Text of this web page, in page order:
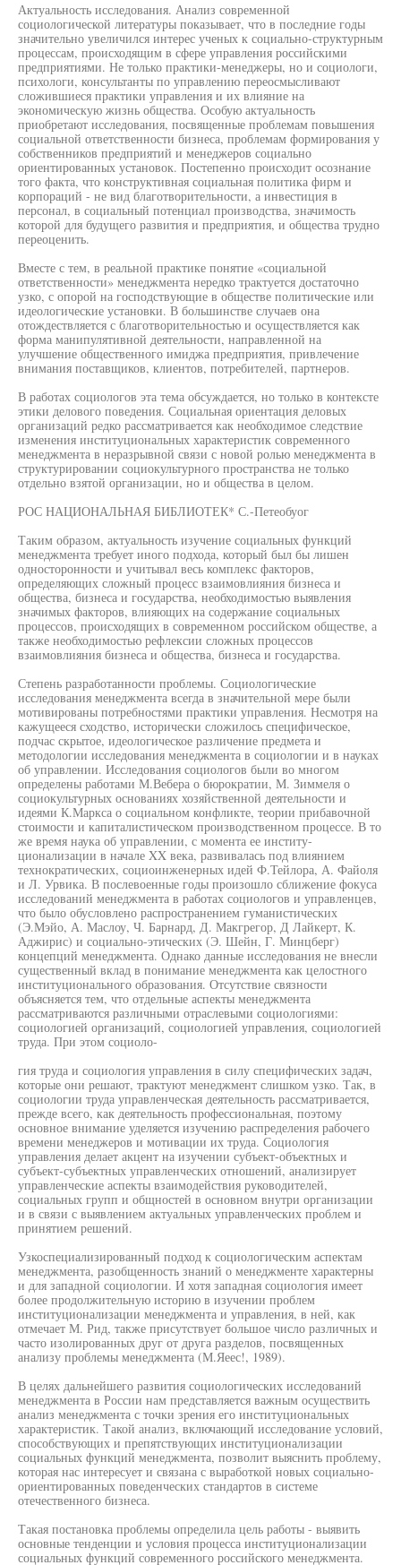
Актуальность исследования. Анализ современной
социологической литературы показывает, что в последние годы
значительно увеличился интерес ученых к социально-структурным
процессам, происходящим в сфере управления российскими
предприятиями. Не только практики-менеджеры, но и социологи,
психологи, консультанты по управлению переосмысливают
сложившиеся практики управления и их влияние на
экономическую жизнь общества. Особую актуальность
приобретают исследования, посвященные проблемам повышения
социальной ответственности бизнеса, проблемам формирования у
собственников предприятий и менеджеров социально
ориентированных установок. Постепенно происходит осознание
того факта, что конструктивная социальная политика фирм и
корпораций - не вид благотворительности, а инвестиция в
персонал, в социальный потенциал производства, значимость
которой для будущего развития и предприятия, и общества трудно
переоценить.
Вместе с тем, в реальной практике понятие «социальной
ответственности» менеджмента нередко трактуется достаточно
узко, с опорой на господствующие в обществе политические или
идеологические установки. В большинстве случаев она
отождествляется с благотворительностью и осуществляется как
форма манипулятивной деятельности, направленной на
улучшение общественного имиджа предприятия, привлечение
внимания поставщиков, клиентов, потребителей, партнеров.
В работах социологов эта тема обсуждается, но только в контексте
этики делового поведения. Социальная ориентация деловых
организаций редко рассматривается как необходимое следствие
изменения институциональных характеристик современного
менеджмента в неразрывной связи с новой ролью менеджмента в
структурировании социокультурного пространства не только
отдельно взятой организации, но и общества в целом.
РОС НАЦИОНАЛЬНАЯ БИБЛИОТЕК* С.-Петеобуог
Таким образом, актуальность изучение социальных функций
менеджмента требует иного подхода, который был бы лишен
односторонности и учитывал весь комплекс факторов,
определяющих сложный процесс взаимовлияния бизнеса и
общества, бизнеса и государства, необходимостью выявления
значимых факторов, влияющих на содержание социальных
процессов, происходящих в современном российском обществе, а
также необходимостью рефлексии сложных процессов
взаимовлияния бизнеса и общества, бизнеса и государства.
Степень разработанности проблемы. Социологические
исследования менеджмента всегда в значительной мере были
мотивированы потребностями практики управления. Несмотря на
кажущееся сходство, исторически сложилось специфическое,
подчас скрытое, идеологическое различение предмета и
методологии исследования менеджмента в социологии и в науках
об управлении. Исследования социологов были во многом
определены работами М.Вебера о бюрократии, М. Зиммеля о
социокультурных основаниях хозяйственной деятельности и
идеями К.Маркса о социальном конфликте, теории прибавочной
стоимости и капиталистическом производственном процессе. В то
же время наука об управлении, с момента ее институ-
ционализации в начале XX века, развивалась под влиянием
технократических, социоинженерных идей Ф.Тейлора, А. Файоля
и Л. Урвика. В послевоенные годы произошло сближение фокуса
исследований менеджмента в работах социологов и управленцев,
что было обусловлено распространением гуманистических
(Э.Мэйо, А. Маслоу, Ч. Барнард, Д. Макгрегор, Д Лайкерт, К.
Аджирис) и социально-этических (Э. Шейн, Г. Минцберг)
концепций менеджмента. Однако данные исследования не внесли
существенный вклад в понимание менеджмента как целостного
институционального образования. Отсутствие связности
объясняется тем, что отдельные аспекты менеджмента
рассматриваются различными отраслевыми социологиями:
социологией организаций, социологией управления, социологией
труда. При этом социоло-
гия труда и социология управления в силу специфических задач,
которые они решают, трактуют менеджмент слишком узко. Так, в
социологии труда управленческая деятельность рассматривается,
прежде всего, как деятельность профессиональная, поэтому
основное внимание уделяется изучению распределения рабочего
времени менеджеров и мотивации их труда. Социология
управления делает акцент на изучении субъект-объектных и
субъект-субъектных управленческих отношений, анализирует
управленческие аспекты взаимодействия руководителей,
социальных групп и общностей в основном внутри организации
и в связи с выявлением актуальных управленческих проблем и
принятием решений.
Узкоспециализированный подход к социологическим аспектам
менеджмента, разобщенность знаний о менеджменте характерны
и для западной социологии. И хотя западная социология имеет
более продолжительную историю в изучении проблем
институционализации менеджмента и управления, в ней, как
отмечает М. Рид, также присутствует большое число различных и
часто изолированных друг от друга разделов, посвященных
анализу проблемы менеджмента (М.Яеес!, 1989).
В целях дальнейшего развития социологических исследований
менеджмента в России нам представляется важным осуществить
анализ менеджмента с точки зрения его институциональных
характеристик. Такой анализ, включающий исследование условий,
способствующих и препятствующих институционализации
социальных функций менеджмента, позволит выяснить проблему,
которая нас интересует и связана с выработкой новых социально-
ориентированных поведенческих стандартов в системе
отечественного бизнеса.
Такая постановка проблемы определила цель работы - выявить
основные тенденции и условия процесса институционализации
социальных функций современного российского менеджмента.